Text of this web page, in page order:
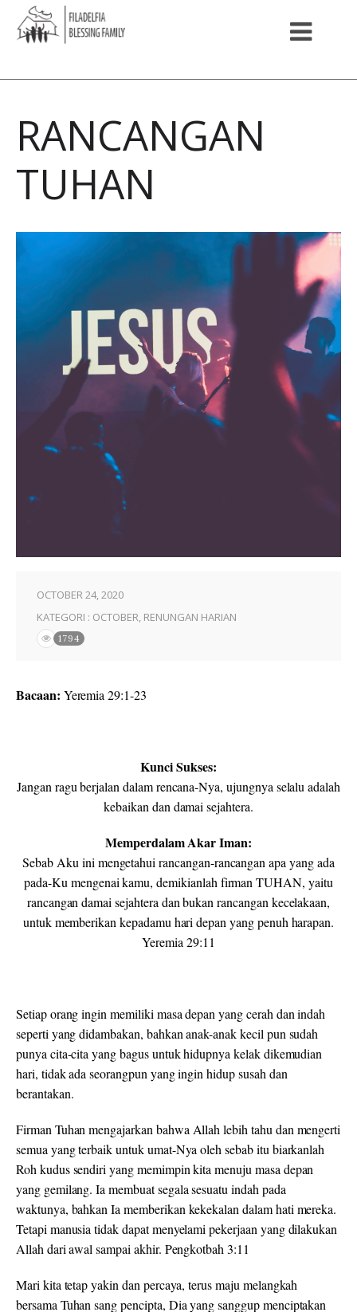
RANCANGAN
TUHAN
OCTOBER 24, 2020
KATEGORI : OCTOBER, RENUNGAN HARIAN
1794
Bacaan: Yeremia 29:1-23
Kunci Sukses:
Jangan ragu berjalan dalam rencana-Nya, ujungnya selalu adalah
kebaikan dan damai sejahtera.
Memperdalam Akar Iman:
Sebab Aku ini mengetahui rancangan-rancangan apa yang ada
pada-Ku mengenai kamu, demikianlah firman TUHAN, yaitu
rancangan damai sejahtera dan bukan rancangan kecelakaan,
untuk memberikan kepadamu hari depan yang penuh harapan.
Yeremia 29:11
Setiap orang ingin memiliki masa depan yang cerah dan indah
seperti yang didambakan, bahkan anak-anak kecil pun sudah
punya cita-cita yang bagus untuk hidupnya kelak dikemudian
hari, tidak ada seorangpun yang ingin hidup susah dan
berantakan.
Firman Tuhan mengajarkan bahwa Allah lebih tahu dan mengerti
semua yang terbaik untuk umat-Nya oleh sebab itu biarkanlah
Roh kudus sendiri yang memimpin kita menuju masa depan
yang gemilang. Ia membuat segala sesuatu indah pada
waktunya, bahkan Ia memberikan kekekalan dalam hati mereka.
Tetapi manusia tidak dapat menyelami pekerjaan yang dilakukan
Allah dari awal sampai akhir. Pengkotbah 3:11
Mari kita tetap yakin dan percaya, terus maju melangkah
bersama Tuhan sang pencipta, Dia yang sanggup menciptakan